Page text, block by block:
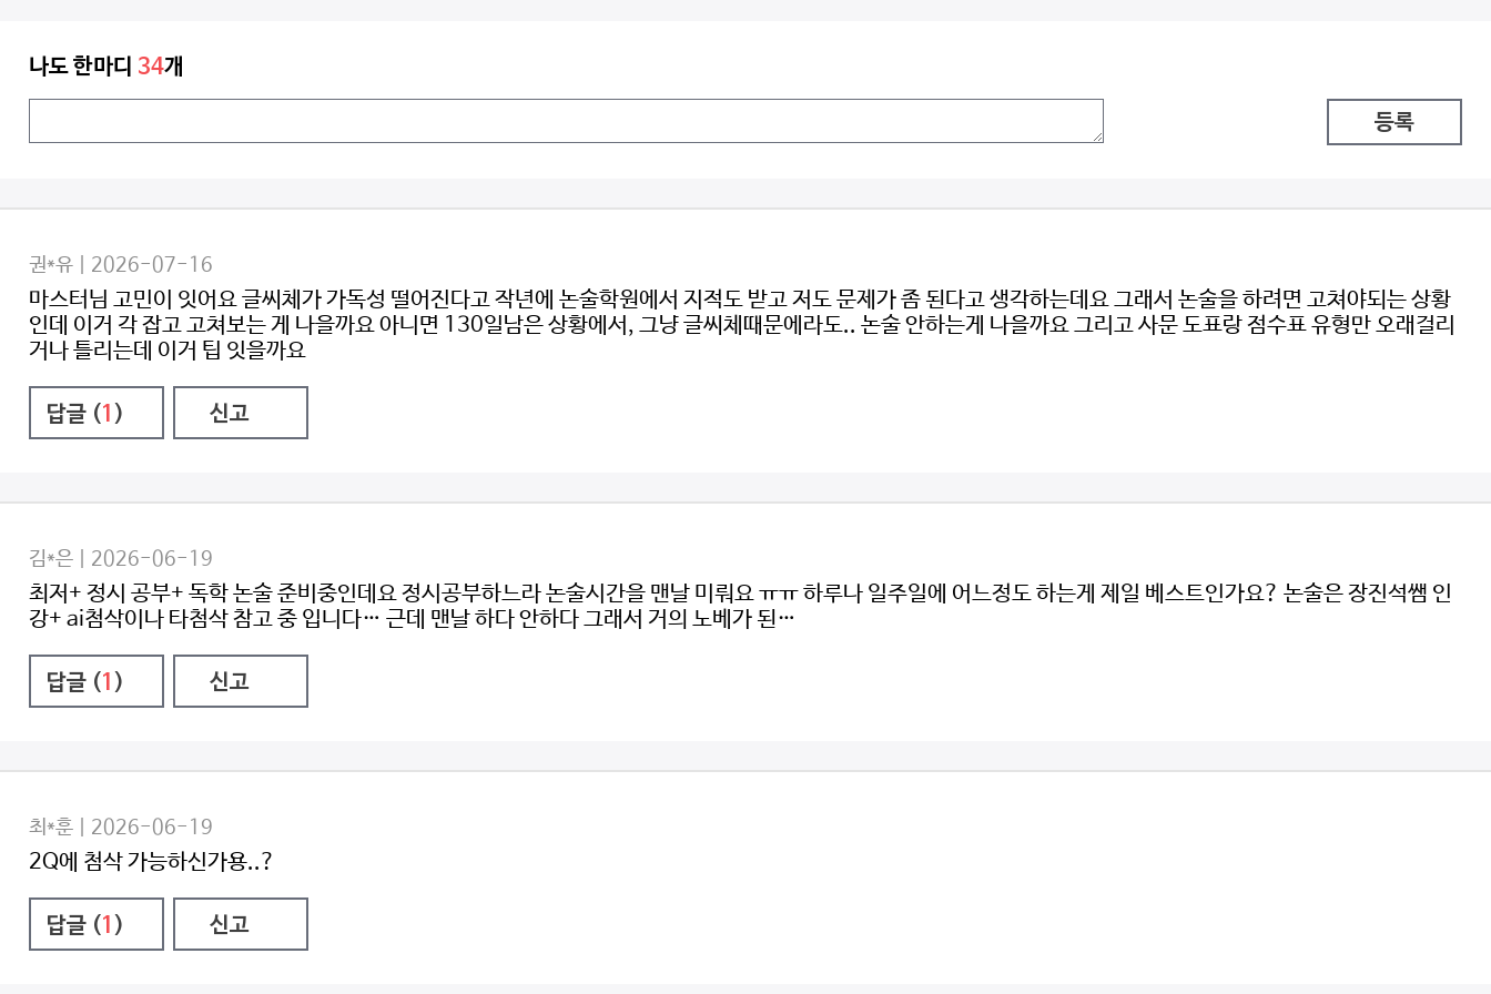
나도 한마디 34개
등록
권*유 | 2026-07-16
마스터님 고민이 잇어요 글씨체가 가독성 떨어진다고 작년에 논술학원에서 지적도 받고 저도 문제가 좀 된다고 생각하는데요 그래서 논술을 하려면 고쳐야되는 상황
인데 이거 각 잡고 고쳐보는 게 나을까요 아니면 130일남은 상황에서, 그냥 글씨체때문에라도.. 논술 안하는게 나을까요 그리고 사문 도표랑 점수표 유형만 오래걸리
거나 틀리는데 이거 팁 잇을까요
답글 (1 ) 신고
김*은 | 2026-06-19
최저+ 정시 공부+ 독학 논술 준비중인데요 정시공부하느라 논술시간을 맨날 미뤄요 ㅠㅠ 하루나 일주일에 어느정도 하는게 제일 베스트인가요? 논술은 장진석쌤 인
강+ ai첨삭이나 타첨삭 참고 중 입니다… 근데 맨날 하다 안하다 그래서 거의 노베가 된…
답글 (1 ) 신고
최*훈 | 2026-06-19
2Q에 첨삭 가능하신가용..?
답글 (1 ) 신고